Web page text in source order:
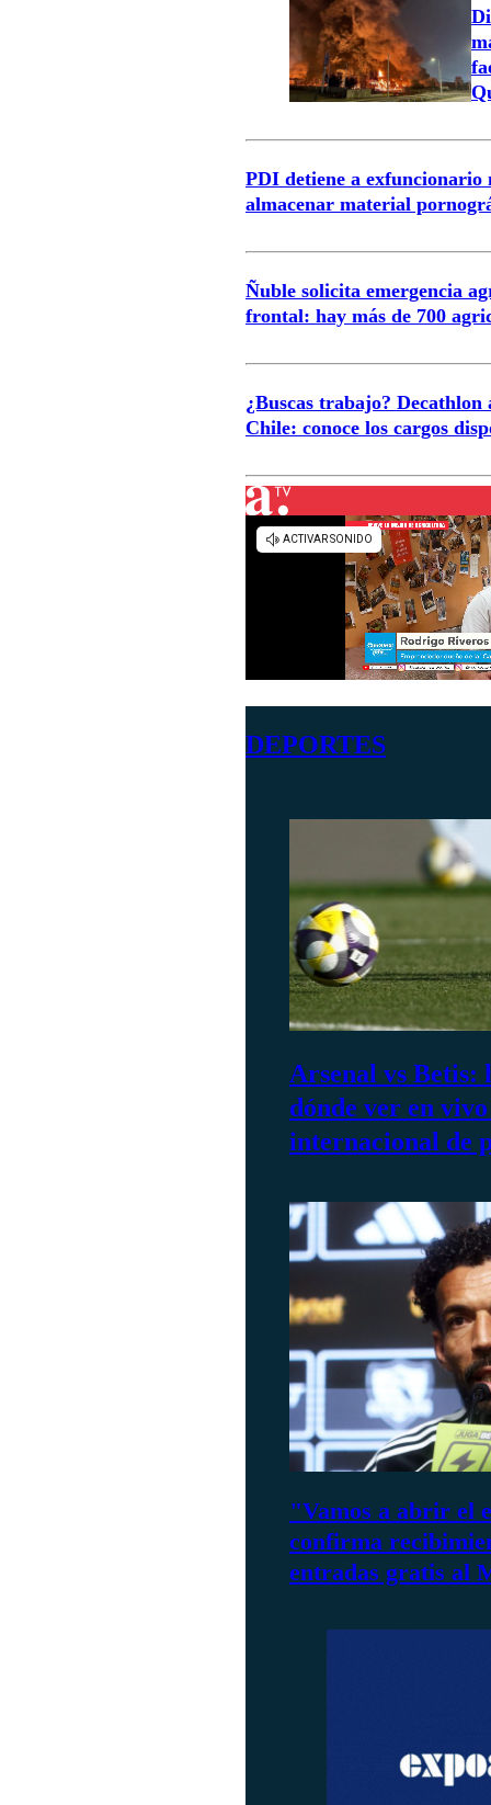
PDI detiene a exfuncionario
almacenar material
Ñuble solicita emergencia
frontal: hay más de 700
¿Buscas trabajo? Decathlon
Chile: conoce los cargos
DEPORTES
Arsenal vs Betis:
dónde ver en
internacional de
"Vamos a abrir el
confirma
entradas gratis al